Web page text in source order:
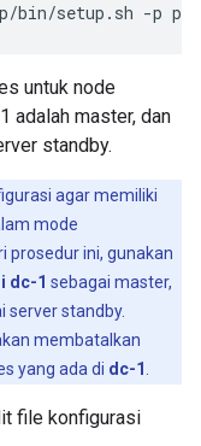
bin/setup.sh -p
untuk node
adalah master, dan
standby.
agar memiliki
mode
prosedur ini, gunakan
dc-1 sebagai master,
server standby.
membatalkan
yang ada di dc-1
file konfigurasi